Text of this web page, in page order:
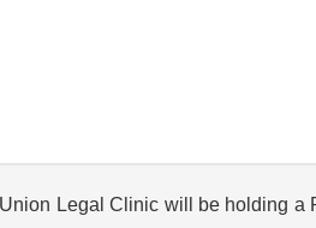
Legal Clinic will be holding a